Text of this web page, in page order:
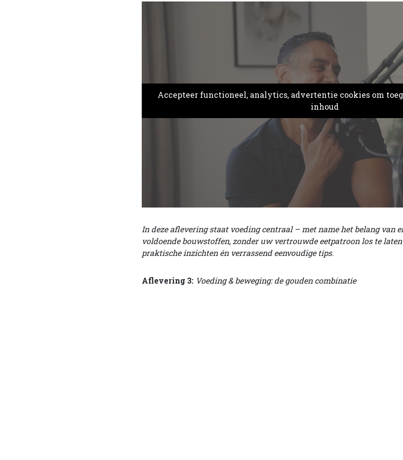
Accepteer functioneel, analytics, advertentie cookies om
inhoud
In deze aflevering staat voeding centraal – met name het belang van
voldoende bouwstoffen, zonder uw vertrouwde eetpatroon los te
praktische inzichten én verrassend eenvoudige tips.
Aflevering 3: Voeding & beweging: de gouden combinatie